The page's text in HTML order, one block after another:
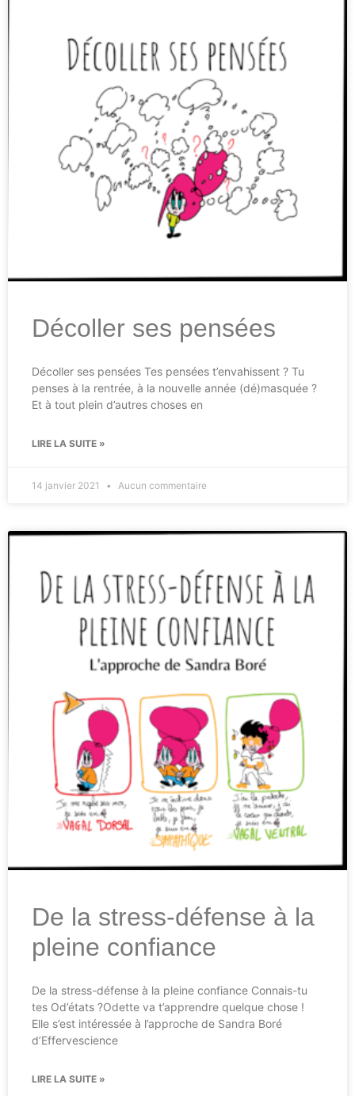
Décoller ses pensées
Décoller ses pensées Tes pensées t’envahissent ? Tu
penses à la rentrée, à la nouvelle année (dé)masquée ?
Et à tout plein d’autres choses en
LIRE LA SUITE »
14 janvier 2021 Aucun commentaire
De la stress-défense à la
pleine confiance
De la stress-défense à la pleine confiance Connais-tu
tes Od’états ?Odette va t’apprendre quelque chose !
Elle s’est intéressée à l’approche de Sandra Boré
d’Effervescience
LIRE LA SUITE »